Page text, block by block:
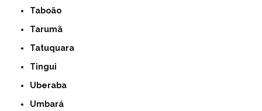
Taboão
Tarumã
Tatuquara
Tingui
Uberaba
Umbará